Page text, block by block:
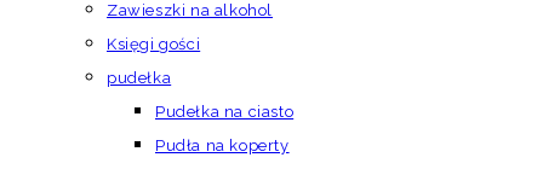
Zawieszki na alkohol
Księgi gości
pudełka
Pudełka na ciasto
Pudła na koperty